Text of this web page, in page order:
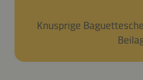
Knusprige